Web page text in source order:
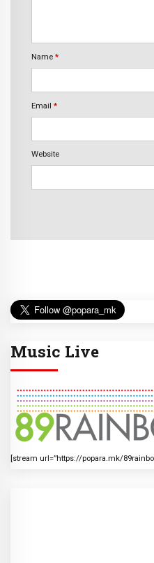
Name *
Email *
Website
Music Live
[stream url=”https://popara.mk/